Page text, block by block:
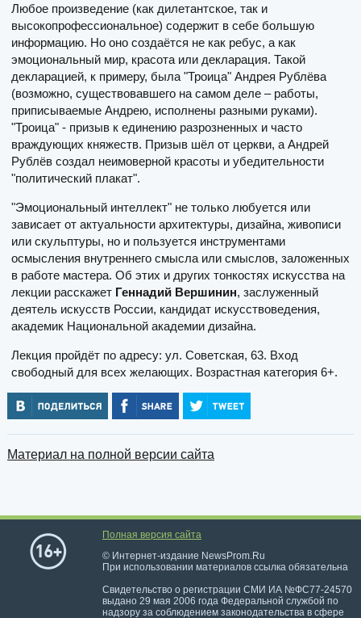
Любое произведение (как дилетантское, так и
высокопрофессиональное) содержит в себе большую
информацию. Но оно создаётся не как ребус, а как
эмоциональный мир, красота или декларация. Такой
декларацией, к примеру, была "Троица" Андрея Рублёва
(возможно, существовавшего на самом деле – работы,
приписываемые Андрею, исполнены разными руками).
"Троица" - призыв к единению разрозненных и часто
враждующих княжеств. Призыв шёл от церкви, а Андрей
Рублёв создал неимоверной красоты и убедительности
"политический плакат".
"Эмоциональный интеллект" не только любуется или
зависает от актуальности архитектуры, дизайна, живописи
или скульптуры, но и пользуется инструментами
осмысления внутреннего смысла или смыслов, заложенных
в работе мастера. Об этих и других тонкостях искусства на
лекции расскажет Геннадий Вершинин, заслуженный
деятель искусств России, кандидат искусствоведения,
академик Национальной академии дизайна.
Лекция пройдёт по адресу: ул. Советская, 63. Вход
свободный для всех желающих. Возрастная категория 6+.
Материал на полной версии сайта
Полная версия сайта
© Интернет-издание NewsProm.Ru
При использовании материалов ссылка обязательна
Свидетельство о регистрации СМИ ИА №ФС77-24570
выдано 29 мая 2006 года Федеральной службой по
надзору за соблюдением законодательства в сфере